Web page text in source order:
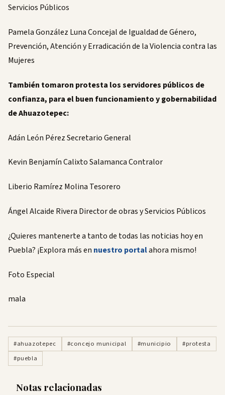
Servicios Públicos
Pamela González Luna Concejal de Igualdad de Género,
Prevención, Atención y Erradicación de la Violencia contra las
Mujeres
También tomaron protesta los servidores públicos de
confianza, para el buen funcionamiento y gobernabilidad
de Ahuazotepec:
Adán León Pérez Secretario General
Kevin Benjamín Calixto Salamanca Contralor
Liberio Ramírez Molina Tesorero
Ángel Alcaide Rivera Director de obras y Servicios Públicos
¿Quieres mantenerte a tanto de todas las noticias hoy en
Puebla? ¡Explora más en nuestro portalahora mismo!
Foto Especial
mala
#ahuazotepec #concejo municipal #municipio
#protesta
#puebla
Notas relacionadas